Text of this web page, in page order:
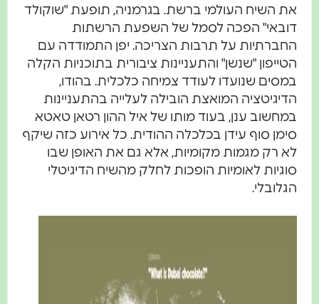
את השיח העולמי ברשת. בגרמניה, תופעת "שוקולד
דובאי" הפכה לסמל של השפעת הרשתות
החברתיות על תרבות הצריכה. יפן התמודדה עם
הטייפון "שנשן" והתעניינות ציבורית בתוכניות הקלה
במסים שנועדו לעודד צמיחה כלכלית. בהודו,
הדיגיטציה המואצת הובילה לעלייה בהתעניינות
במחשוב ענן, בעוד מותו של איל ההון רטאן טאטא
סימן סוף עידן בכלכלה ההודית. כל אירוע כזה שיקף
לא רק מגמות מקומיות, אלא גם את האופן שבו
סוגיות לאומיות הופכות לחלק מהשיח הדיגיטלי
הגלובלי.